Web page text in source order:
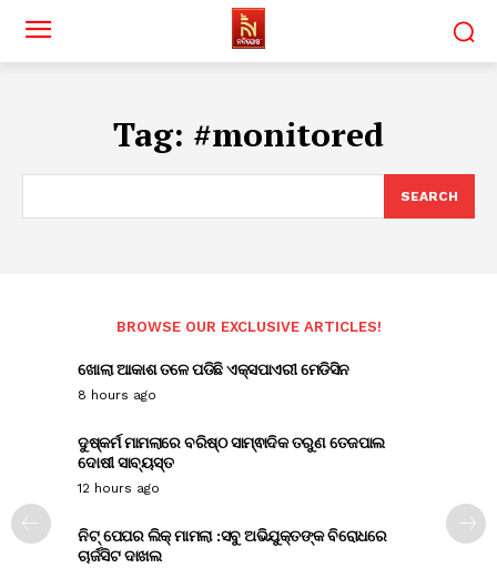
Tag: #monitored
SEARCH
BROWSE OUR EXCLUSIVE ARTICLES!
ଖୋଲା ଆକାଶ ତଳେ ପଡିଛି ଏକ୍ସପାଏରୀ ମେଡିସିନ
8 hours ago
ଦୁଷ୍କର୍ମ ମାମଲାରେ ବରିଷ୍ଠ ସାମ୍ଵାଦିକ ତରୁଣ ତେଜପାଲ
ଦୋଷୀ ସାବ୍ୟସ୍ତ
12 hours ago
ନିଟ୍ ପେପର ଲିକ୍ ମାମଲା :ସବୁ ଅଭିଯୁକ୍ତଙ୍କ ବିରୋଧରେ
ଚାର୍ଜସିଟ ଦାଖଲ